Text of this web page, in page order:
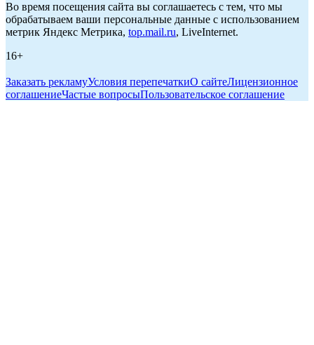
Во время посещения сайта вы соглашаетесь с тем, что мы
обрабатываем ваши персональные данные с использованием
метрик Яндекс Метрика, top.mail.ru, LiveInternet.
16+
Заказать рекламуУсловия перепечаткиО сайтеЛицензионное
соглашениеЧастые вопросыПользовательское соглашение